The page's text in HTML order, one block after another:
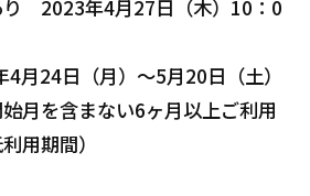
り 2023年4月27日（木）10：0
4月24日（月）～5月20日（土）
始月を含まない6ヶ月以上ご利用
用期間）